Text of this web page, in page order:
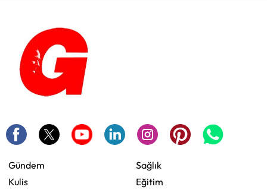
Gündem
Kulis
Sağlık
Eğitim